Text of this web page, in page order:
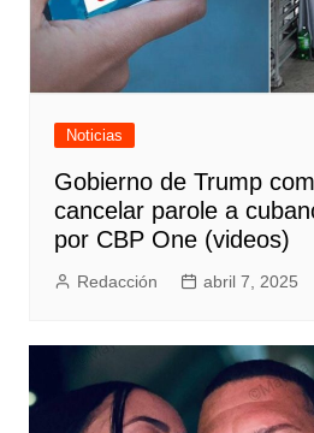
Noticias
Gobierno de Trump
cancelar parole a
por CBP One (videos)
Redacción abril 7, 2025